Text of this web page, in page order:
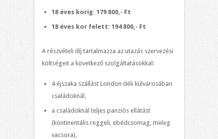
18 éves korig: 179 800,- Ft
18 éves kor felett: 194 800,- Ft
A részvételi díj tartalmazza az utazás szervezési
költségeit a következő szolgáltatásokkal:
4 éjszaka szállást London déli külvárosában
családoknál,
a családoknál teljes panziós ellátást
(kontinentális reggeli, ebédcsomag, meleg
vacsora),